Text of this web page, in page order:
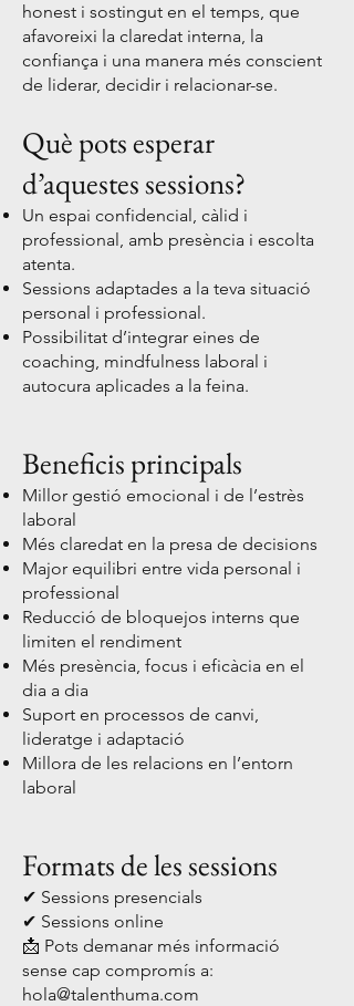
honest i sostingut en el temps, que
afavoreixi la claredat interna, la
confiança i una manera més conscient
de liderar, decidir i relacionar-se.
Què pots esperar
d’aquestes sessions?
Un espai confidencial, càlid i
professional, amb presència i escolta
atenta.
Sessions adaptades a la teva situació
personal i professional.
Possibilitat d’integrar eines de
coaching, mindfulness laboral i
autocura aplicades a la feina.
Beneficis principals
Millor gestió emocional i de l’estrès
laboral
Més claredat en la presa de decisions
Major equilibri entre vida personal i
professional
Reducció de bloquejos interns que
limiten el rendiment
Més presència, focus i eficàcia en el
dia a dia
Suport en processos de canvi,
lideratge i adaptació
Millora de les relacions en l’entorn
laboral
Formats de les sessions
✔ Sessions presencials
✔ Sessions online
📩 Pots demanar més informació
sense cap compromís a:
hola@talenthuma.com